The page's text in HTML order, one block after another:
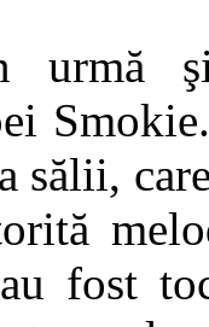
urmă
sălii,
fost